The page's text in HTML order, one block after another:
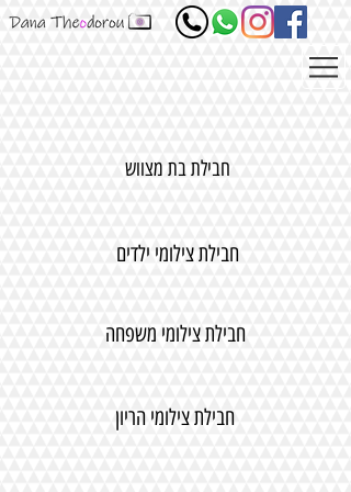
חבילת בת מצווש
חבילת צילומי ילדים
חבילת צילומי משפחה
חבילת צילומי הריון